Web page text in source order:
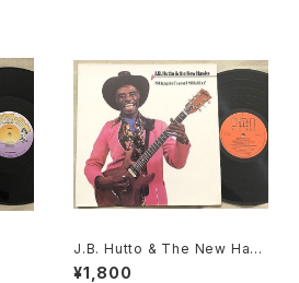
J.B. Hutto & The New Haw
ks / Slippin' And Slidin'
¥1,800